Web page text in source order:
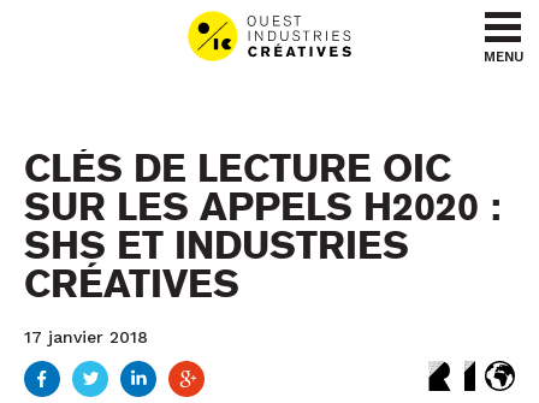
Aller au menu
Aller au contenu
MENU
CLÉS DE LECTURE OIC
SUR LES APPELS H2020 :
SHS ET INDUSTRIES
CRÉATIVES
17 janvier 2018